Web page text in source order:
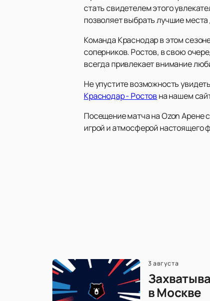
стать свидетелем этого
позволяет выбрать лучшие
Команда Краснодар в этом
соперников. Ростов, в свою
всегда привлекает внимание
Не упустите возможность
Краснодар - Ростов на нашем
Посещение матча на Ozon Арене
игрой и атмосферой настоящего
3 августа
в Москве